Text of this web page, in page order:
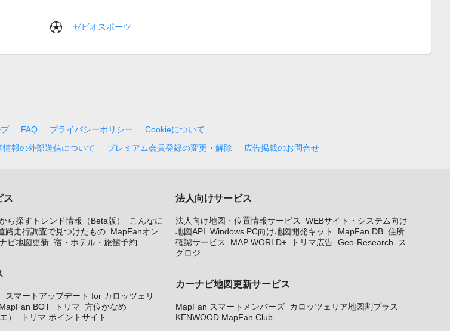
ゼビオスポーツ
FAQ プライバシーポリシー
Cookieについて
情報の外部送信について プレミアム会員登録の変更・解除 広告掲載のお問合せ
ス
ら探すトレンド情報（Beta版）
こんなに
路走行調査で見つけたもの MapFanオン
ビ地図更新 宿・ホテル・旅館予約
スマートアップデート for カロッツェリ
MapFan BOT トリマ 方位かなめ
）
トリマ ポイントサイト
法人向けサービス
法人向け地図・位置情報サービス
WEBサイト・システム向け
地図API Windows PC向け地図開発キット MapFan DB 住所
確認サービス
MAP WORLD+ トリマ広告 Geo-Research
ス
グロジ
カーナビ地図更新サービス
MapFan スマートメンバーズ カロッツェリア地図割プラス
KENWOOD MapFan Club